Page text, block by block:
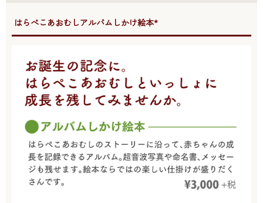
●はらぺこあおむしアルバムしかけ絵本*